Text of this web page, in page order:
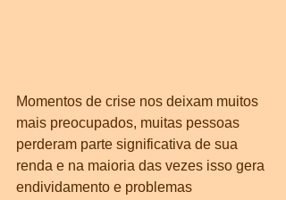
Momentos de crise nos deixam muitos
mais preocupados, muitas pessoas
perderam parte significativa de sua
renda e na maioria das vezes isso gera
endividamento e problemas